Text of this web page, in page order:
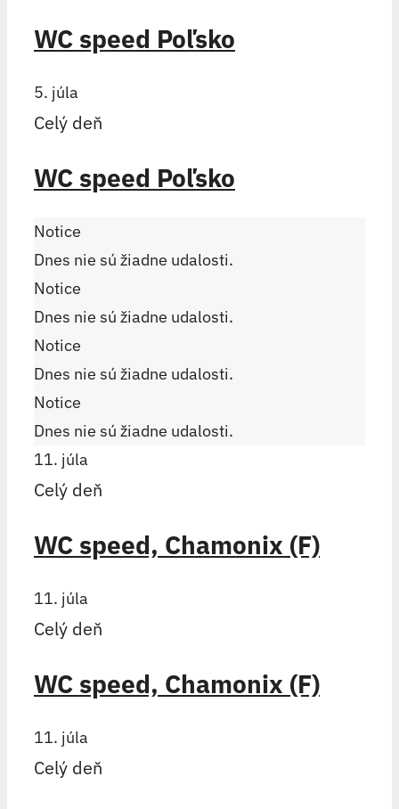
WC speed Poľsko
5. júla
Celý deň
WC speed Poľsko
Notice
Dnes nie sú žiadne udalosti.
Notice
Dnes nie sú žiadne udalosti.
Notice
Dnes nie sú žiadne udalosti.
Notice
Dnes nie sú žiadne udalosti.
11. júla
Celý deň
WC speed, Chamonix (F)
11. júla
Celý deň
WC speed, Chamonix (F)
11. júla
Celý deň